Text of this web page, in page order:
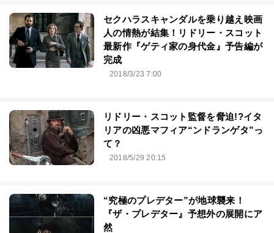
セクハラスキャンダルを乗り越え映画
人の情熱が結集！リドリー・スコット
最新作『ゲティ家の身代金』予告編が
完成
2018/3/23 7:00
リドリー・スコット監督を脅迫!?イタ
リアの凶悪マフィア“ンドランゲタ”っ
て？
2018/5/29 20:15
“究極のプレデター”が地球襲来！
『ザ・プレデター』予想外の展開にア
然